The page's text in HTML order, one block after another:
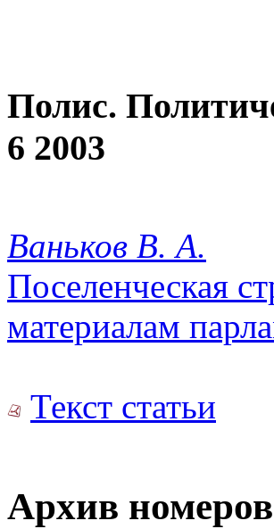
Полис.
6 2003
Ваньков В. А.
Поселенческая
материалам
Текст статьи
Архив номеров